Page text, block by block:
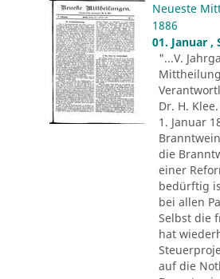
Neueste
1886
01. Januar ,
"...V.
Dr. H.
1. Januar
die
einer
bedürftig
bei allen
Selbst die
hat
auf die